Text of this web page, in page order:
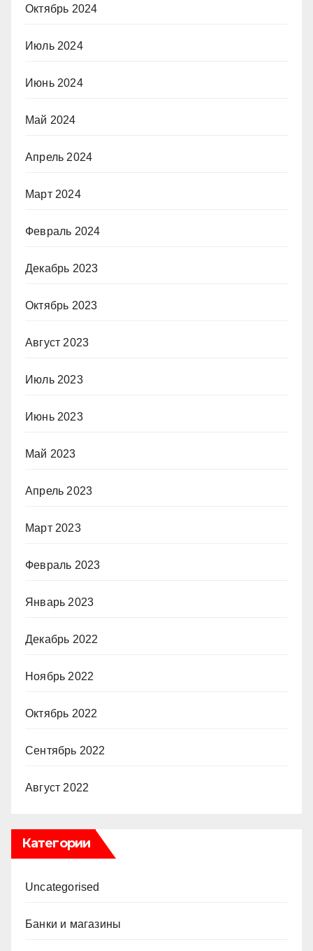
Октябрь 2024
Июль 2024
Июнь 2024
Май 2024
Апрель 2024
Март 2024
Февраль 2024
Декабрь 2023
Октябрь 2023
Август 2023
Июль 2023
Июнь 2023
Май 2023
Апрель 2023
Март 2023
Февраль 2023
Январь 2023
Декабрь 2022
Ноябрь 2022
Октябрь 2022
Сентябрь 2022
Август 2022
Категории
Uncategorised
Банки и магазины